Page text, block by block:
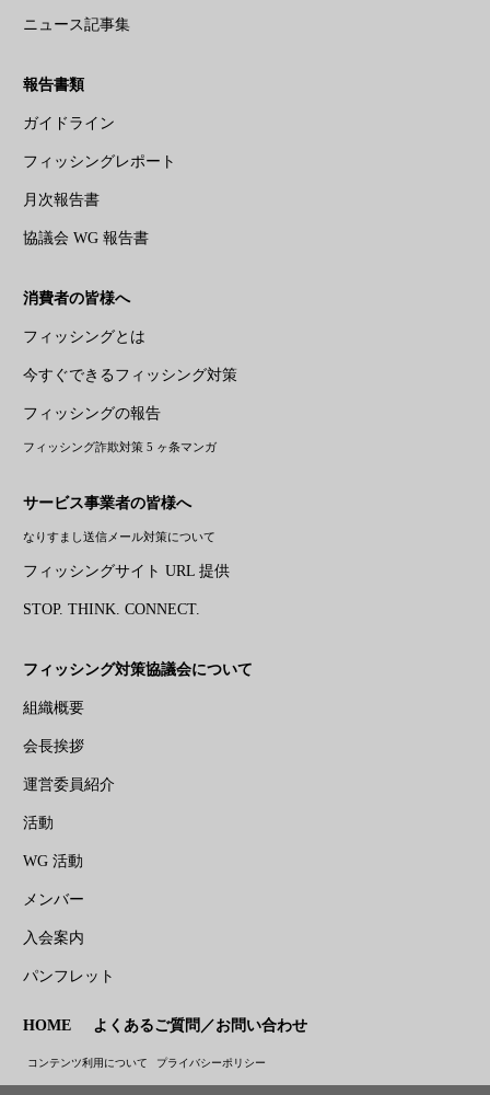
ニュース記事集
報告書類
ガイドライン
フィッシングレポート
月次報告書
協議会 WG 報告書
消費者の皆様へ
フィッシングとは
今すぐできるフィッシング対策
フィッシングの報告
フィッシング詐欺対策 5 ヶ条マンガ
サービス事業者の皆様へ
なりすまし送信メール対策について
フィッシングサイト URL 提供
STOP. THINK. CONNECT.
フィッシング対策協議会について
組織概要
会長挨拶
運営委員紹介
活動
WG 活動
メンバー
入会案内
パンフレット
HOME よくあるご質問／お問い合わせ
コンテンツ利用について プライバシーポリシー